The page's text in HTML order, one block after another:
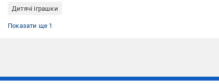
Дитячі іграшки
Набір для створення прикрас
Показати ще 1